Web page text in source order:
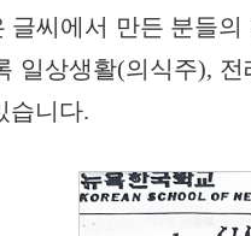
글씨에서 만든 분들
일상생활(의식주),
습니다.